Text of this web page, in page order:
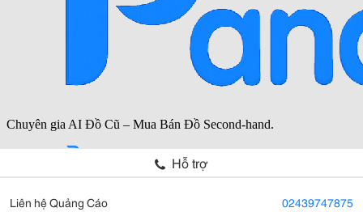
Hỗ trợ
Liên hệ Quảng Cáo 02439747875